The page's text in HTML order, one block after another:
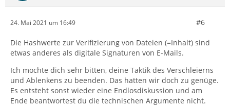
24. Mai 2021 um 16:49 #6
Die Hashwerte zur Verifizierung von Dateien (=Inhalt) sind
etwas anderes als digitale Signaturen von E-Mails.
Ich möchte dich sehr bitten, deine Taktik des Verschleierns
und Ablenkens zu beenden. Das hatten wir doch zu genüge.
Es entsteht sonst wieder eine Endlosdiskussion und am
Ende beantwortest du die technischen Argumente nicht.